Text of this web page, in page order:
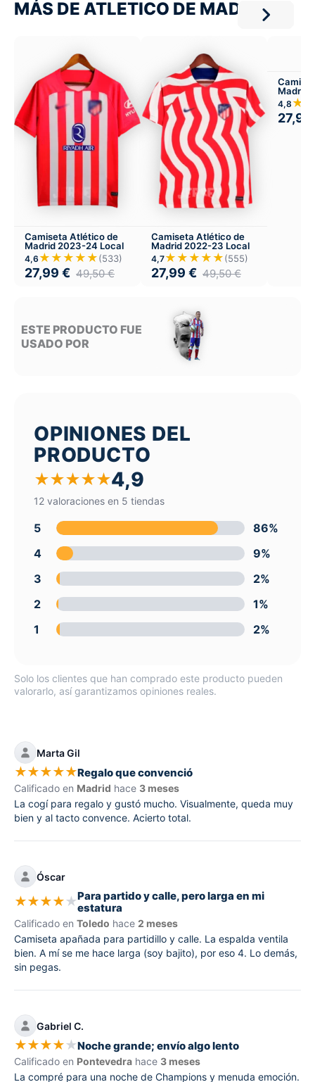
MÁS DE ATLETICO DE MADRID
Camiseta Atlético de
Madrid 2023-24 Local
4,6 ★★★★★(533)
27,99 € 49,50€
Camiseta Atlético de
Madrid 2022-23 Local
4,7★★★★★(555)
27,99 € 49,50€
Madrid
4,8
27,99
ESTE PRODUCTO FUE
USADO POR
OPINIONES DEL
PRODUCTO
★★★★★4,9
12 valoraciones en 5 tiendas
5
86%
4
9%
3
2%
2
1%
1
2%
Solo los clientes que han comprado este producto pueden
valorarlo, así garantizamos opiniones reales.
Marta Gil
★★★★★Regalo que convenció
Calificado en Madrid hace 3 meses
La cogí para regalo y gustó mucho. Visualmente, queda muy
bien y al tacto convence. Acierto total.
Óscar
★★★★★Para partido y calle, pero larga en mi
estatura
Calificado en Toledo hace 2 meses
Camiseta apañada para partidillo y calle. La espalda ventila
bien. A mí se me hace larga (soy bajito), por eso 4. Lo demás,
sin pegas.
Gabriel C.
★★★★★Noche grande; envío algo lento
Calificado en Pontevedra hace 3 meses
La compré para una noche de Champions y menuda emoción.